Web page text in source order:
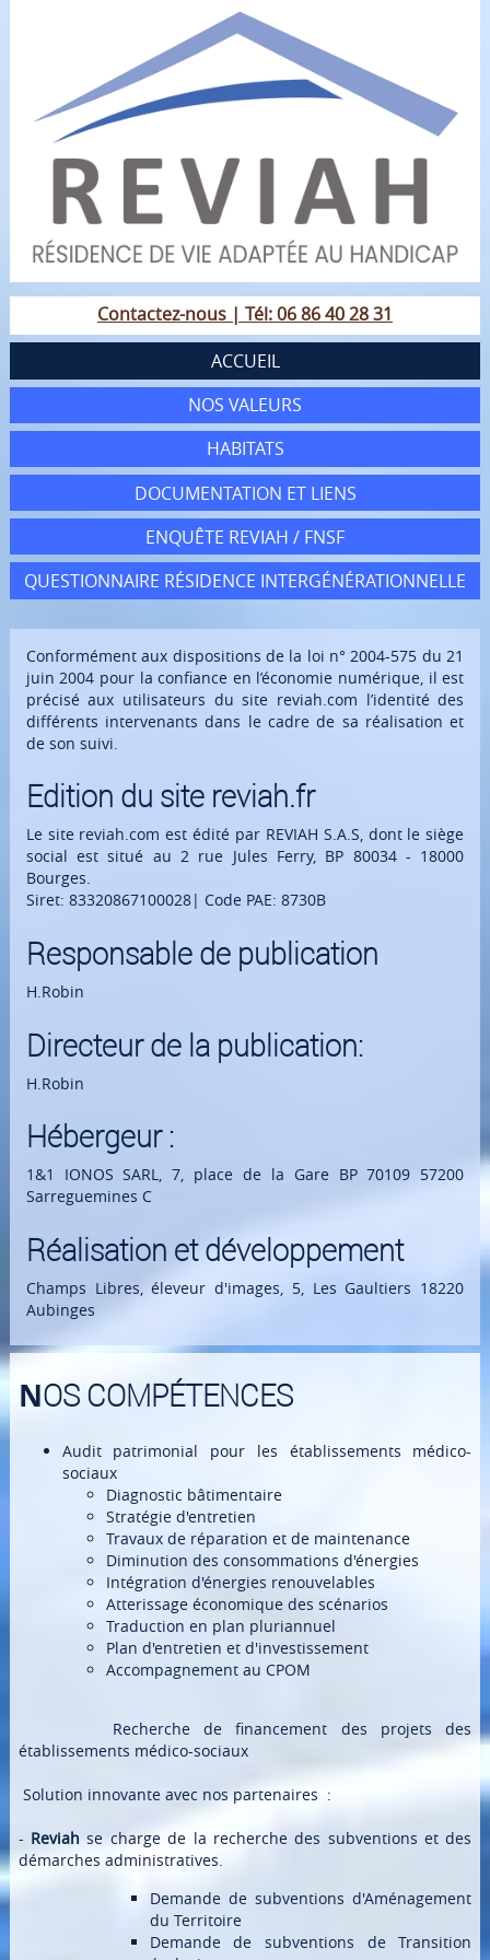
Contactez-nous | Tél: 06 86 40 28 31
ACCUEIL
NOS VALEURS
HABITATS
DOCUMENTATION ET LIENS
ENQUÊTE REVIAH / FNSF
QUESTIONNAIRE RÉSIDENCE INTERGÉNÉRATIONNELLE
NOS COMPÉTENCES
Audit patrimonial pour les établissements médico-
sociaux
Diagnostic bâtimentaire
Stratégie d'entretien
Travaux de réparation et de maintenance
Diminution des consommations d'énergies
Intégration d'énergies renouvelables
Atterissage économique des scénarios
Traduction en plan pluriannuel
Plan d'entretien et d'investissement
Accompagnement au CPOM
Recherche de financement des projets des
établissements médico-sociaux
Solution innovante avec nos partenaires :
- Reviah se charge de la recherche des subventions et des
démarches administratives.
Demande de subventions d'Aménagement
du Territoire
Demande de subventions de Transition
Conformément aux dispositions de la loi n° 2004-575 du 21
juin 2004 pour la confiance en l’économie numérique, il est
précisé aux utilisateurs du site reviah.com l’identité des
différents intervenants dans le cadre de sa réalisation et
de son suivi.
Edition du site reviah.fr
Le site reviah.com est édité par REVIAH S.A.S, dont le siège
social est situé au 2 rue Jules Ferry, BP 80034 - 18000
Bourges.
Siret: 83320867100028| Code PAE: 8730B
Responsable de publication
H.Robin
Directeur de la publication:
H.Robin
Hébergeur :
1&1 IONOS SARL, 7, place de la Gare BP 70109 57200
Sarreguemines C
Réalisation et développement
Champs Libres, éleveur d'images, 5, Les Gaultiers 18220
Aubinges